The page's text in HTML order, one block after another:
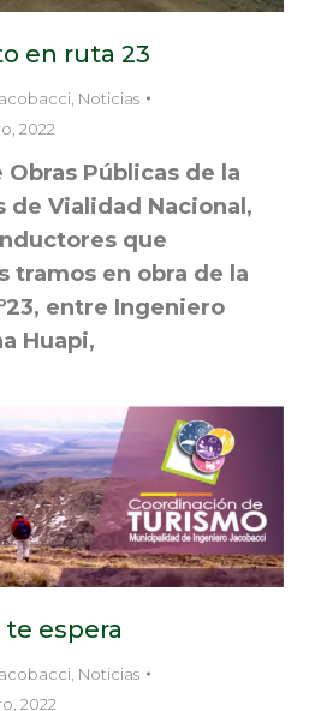
en ruta 23
Noticias
2022
Públicas de la
de Vialidad Nacional,
que
tramos en obra de la
entre Ingeniero
Huapi,
te espera
Noticias
2022